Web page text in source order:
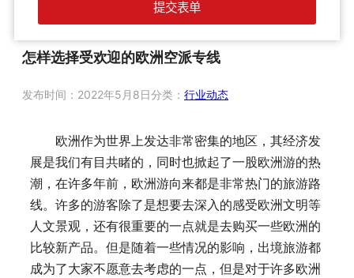
怎样选择受欢迎的欧洲空派专线
发布时间： 2022年5月8日分类： 行业动态
欧洲作为世界上发达非常密集的地区，其经济发
展是我们有目共睹的，同时也掀起了一股欧洲游的热
潮，在许多年前，欧洲游向来都是非常热门的旅游路
线。许多的游客除了是想要去深入的感受欧洲文明等
人文景观，还有很重要的一点就是去购买一些欧洲的
比较新产品。但是随着一些情况的影响，出境旅游都
成为了大家不愿意去考虑的一点，但是对于许多欧洲